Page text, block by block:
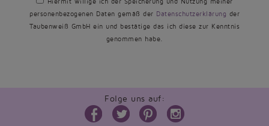
personenbezogenen Daten gemäß der Datenschutzerklärung der
Taubenweiß GmbH ein und bestätige das ich diese zur Kenntnis
genommen habe.
Folge uns auf: